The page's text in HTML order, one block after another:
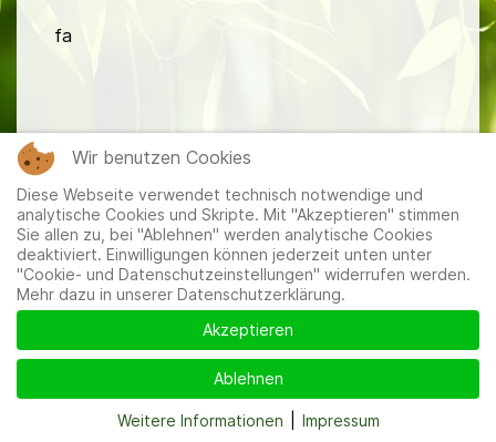
fa
Mitglieder| Impressum| Datenschutzerklärung|Cookie-
und Datenschutzeinstellungen
Wir benutzen Cookies
Diese Webseite verwendet technisch notwendige und
analytische Cookies und Skripte. Mit "Akzeptieren" stimmen
Sie allen zu, bei "Ablehnen" werden analytische Cookies
deaktiviert. Einwilligungen können jederzeit unten unter
"Cookie- und Datenschutzeinstellungen" widerrufen werden.
Mehr dazu in unserer Datenschutzerklärung.
Akzeptieren
Ablehnen
Weitere Informationen Impressum